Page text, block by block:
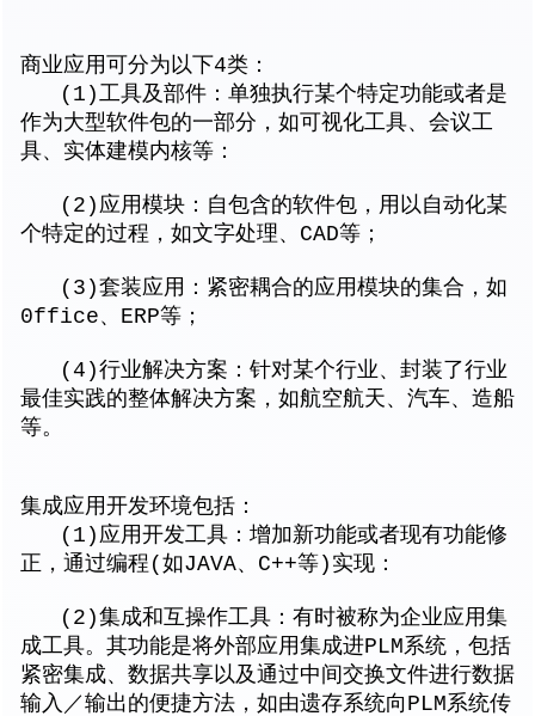
商业应用可分为以下4类：
(1)工具及部件：单独执行某个特定功能或者是
作为大型软件包的一部分，如可视化工具、会议工
具、实体建模内核等：
(2)应用模块：自包含的软件包，用以自动化某
个特定的过程，如文字处理、CAD等；
(3)套装应用：紧密耦合的应用模块的集合，如
0ffice、ERP等；
(4)行业解决方案：针对某个行业、封装了行业
最佳实践的整体解决方案，如航空航天、汽车、造船
等。
集成应用开发环境包括：
(1)应用开发工具：增加新功能或者现有功能修
正，通过编程(如JAVA、C++等)实现：
(2)集成和互操作工具：有时被称为企业应用集
成工具。其功能是将外部应用集成进PLM系统，包括
紧密集成、数据共享以及通过中间交换文件进行数据
输入／输出的便捷方法，如由遗存系统向PLM系统传